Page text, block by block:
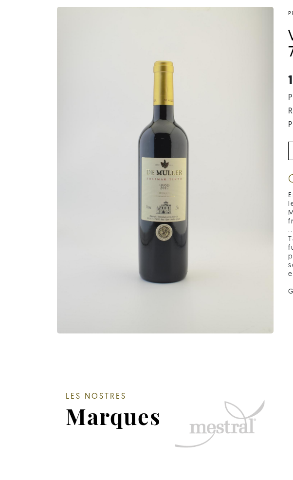
..
LES NOSTRES
Marques